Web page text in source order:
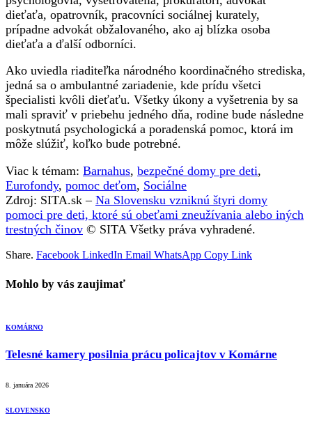
dieťaťa, opatrovník, pracovníci sociálnej kurately,
prípadne advokát obžalovaného, ako aj blízka osoba
dieťaťa a ďalší odborníci.
Ako uviedla riaditeľka národného koordinačného strediska,
jedná sa o ambulantné zariadenie, kde prídu všetci
špecialisti kvôli dieťaťu. Všetky úkony a vyšetrenia by sa
mali spraviť v priebehu jedného dňa, rodine bude následne
poskytnutá psychologická a poradenská pomoc, ktorá im
môže slúžiť, koľko bude potrebné.
Viac k témam: Barnahus, bezpečné domy pre deti,
Eurofondy, pomoc deťom, Sociálne
Zdroj: SITA.sk – Na Slovensku vzniknú štyri domy
pomoci pre deti, ktoré sú obeťami zneužívania alebo iných
trestných činov © SITA Všetky práva vyhradené.
Share. Facebook LinkedIn Email WhatsApp Copy Link
Mohlo by vás zaujimať
KOMÁRNO
Telesné kamery posilnia prácu policajtov v Komárne
8. januára 2026
SLOVENSKO